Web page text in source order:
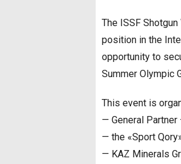
The ISSF
position in the
opportunity to
Summer Olympic
This event is
— General Partner
— the «Sport
— KAZ Minerals